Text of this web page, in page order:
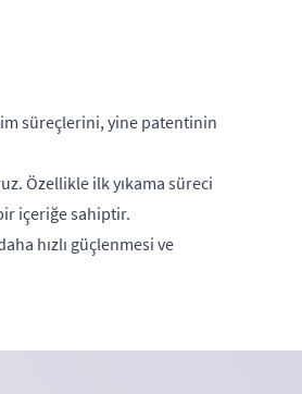
süreçlerini, yine patentinin
Özellikle ilk yıkama süreci
içeriğe sahiptir.
hızlı güçlenmesi ve